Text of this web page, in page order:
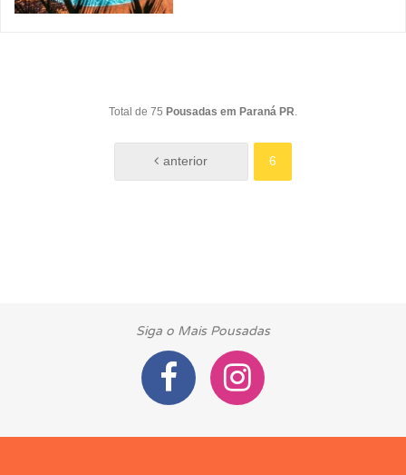
Total de 75 Pousadas em Paraná PR
6
Siga o Mais Pousadas